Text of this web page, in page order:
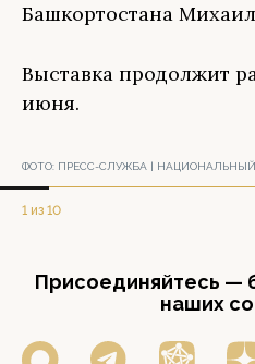
Башкортостана
Выставка продолжит
июня.
ФОТО: ПРЕСС-СЛУЖБА |
1 из 10
Присоединяйтесь —
наших